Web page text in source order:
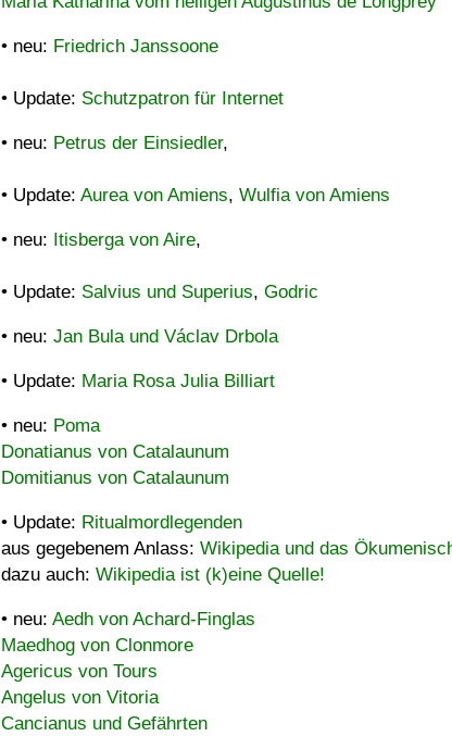
• neu: Friedrich Janssoone
• Update: Schutzpatron für Internet
• neu: Petrus der Einsiedler,
• Update: Aurea von Amiens, Wulfia von Amiens
• neu: Itisberga von Aire,
• Update: Salvius und Superius, Godric
• neu: Jan Bula und Václav Drbola
• Update: Maria Rosa Julia Billiart
• neu: Poma
Donatianus von Catalaunum
Domitianus von Catalaunum
• Update: Ritualmordlegenden
aus gegebenem Anlass: Wikipedia und das
dazu auch: Wikipedia ist (k)eine Quelle!
• neu: Aedh von Achard-Finglas
Maedhog von Clonmore
Agericus von Tours
Angelus von Vitoria
Cancianus und Gefährten